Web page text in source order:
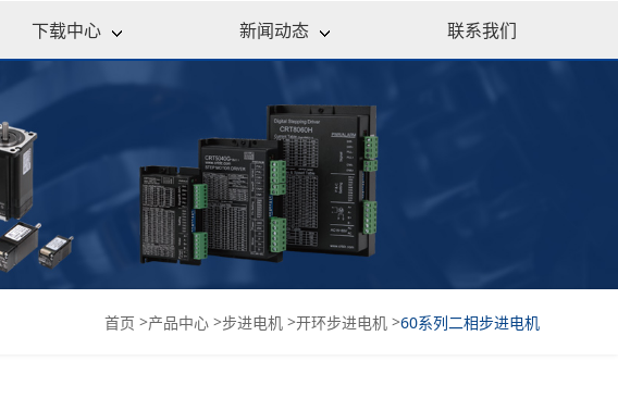
下载中心 新闻动态 联系我们
首页 >产品中心 >步进电机 >开环步进电机 >60系列二相步进电机